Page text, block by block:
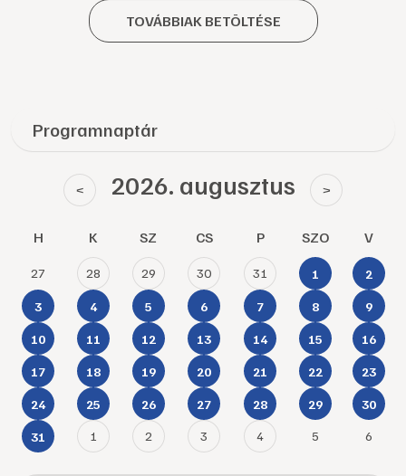
TOVÁBBIAK BETÖLTÉSE
Programnaptár
< 2026. augusztus >
H K SZ CS P SZO V
27 28 29 30 31 1 2
3 4 5 6 7 8 9
10 11 12 13 14 15 16
17 18 19 20 21 22 23
24 25 26 27 28 29 30
31 1 2 3 4 5 6